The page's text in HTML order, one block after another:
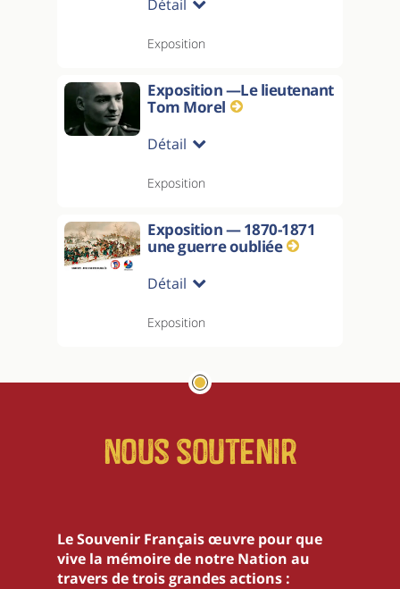
Détail
Exposition
Exposition —Le lieutenant
Tom Morel
Détail
Exposition
Exposition — 1870-1871
une guerre oubliée
Détail
Exposition
Nous soutenir
Le Souvenir Français œuvre pour que
vive la mémoire de notre Nation au
travers de trois grandes actions :